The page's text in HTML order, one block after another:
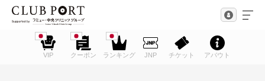
VIP クーポン ランキング JNP チケット アバウト